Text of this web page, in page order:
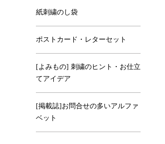
紙刺繍のし袋
ポストカード・レターセット
[よみもの] 刺繍のヒント・お仕立
てアイデア
[掲載誌]お問合せの多いアルファ
ベット